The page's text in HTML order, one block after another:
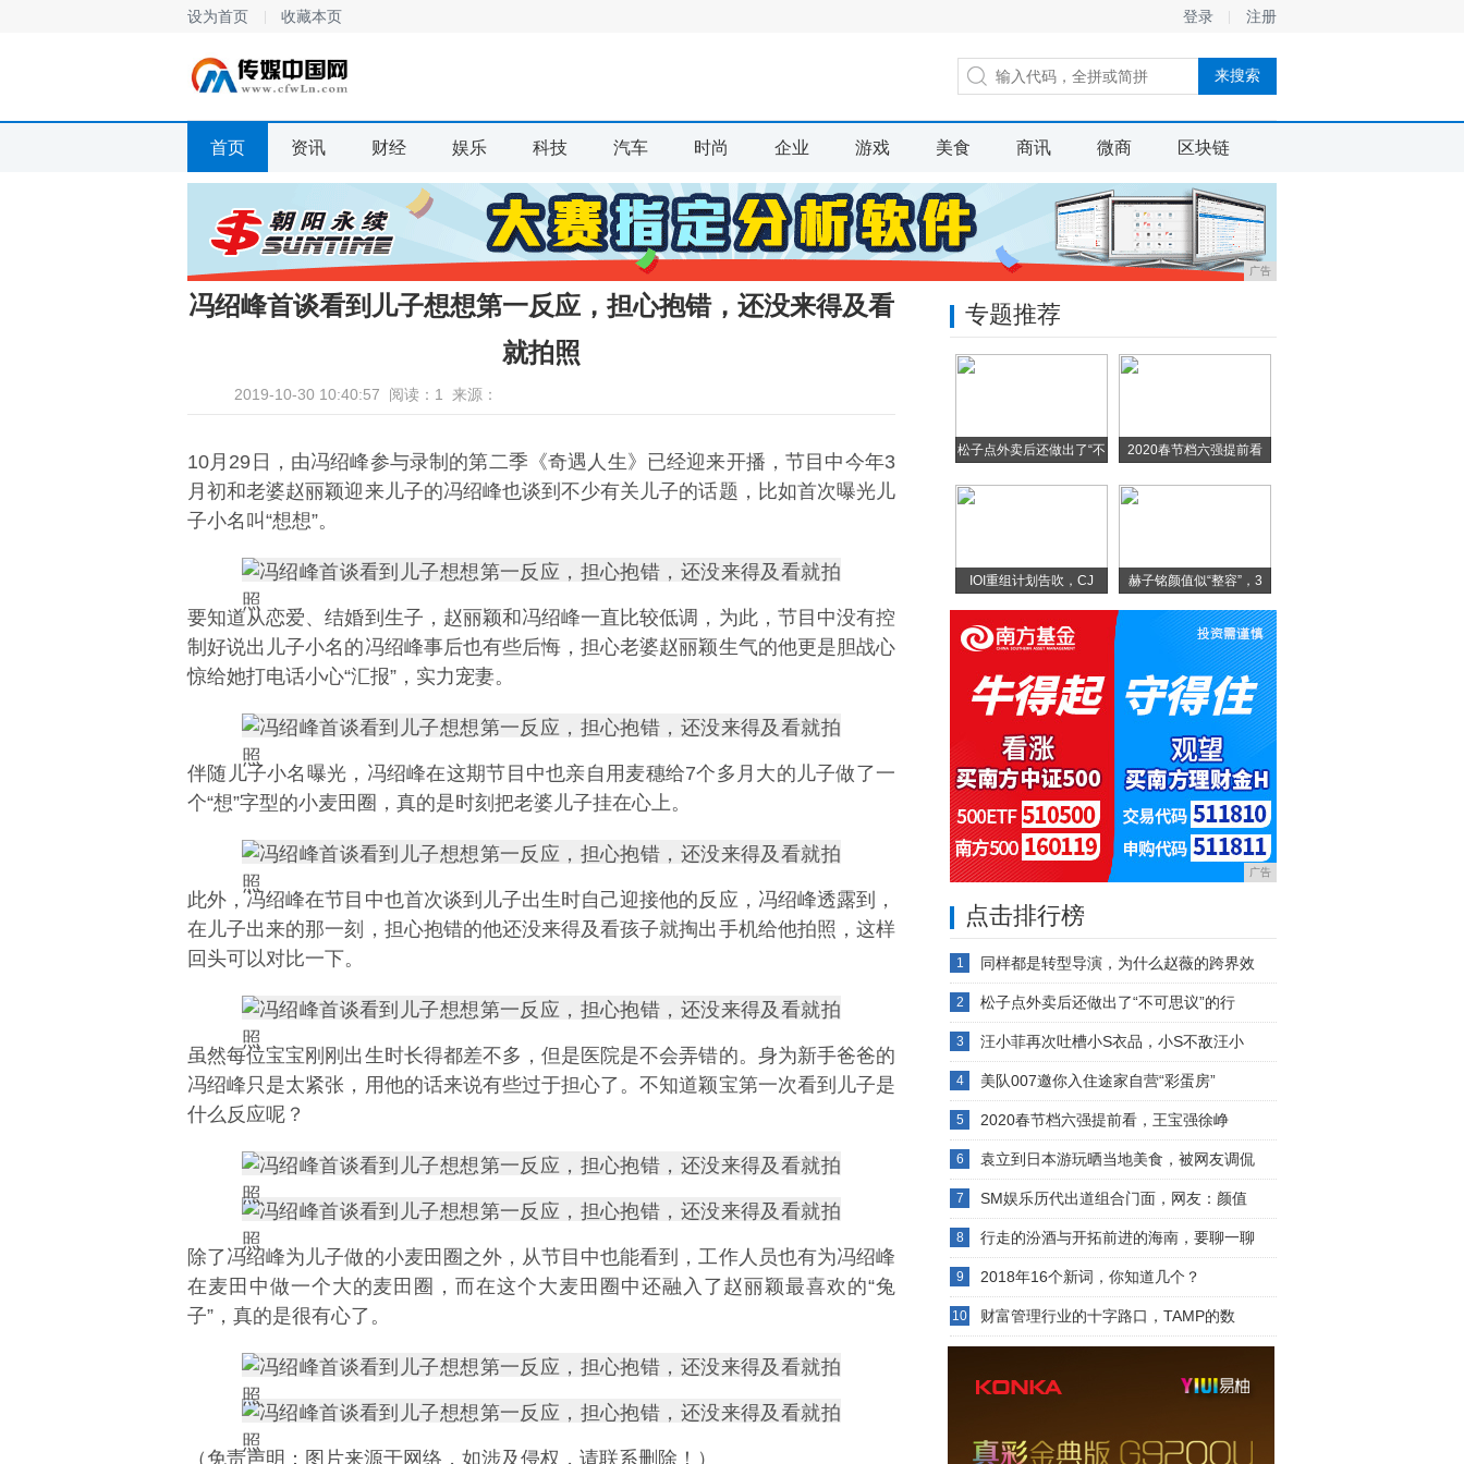
设为首页 收藏本页 登录 注册
首页 资讯 财经 娱乐 科技 汽车 时尚 企业 游戏 美食 商讯 微商 区块链
广告
冯绍峰首谈看到儿子想想第一反应，担心抱错，还没来得及看
就拍照
2019-10-30 10:40:57 阅读：1 来源：
10月29日，由冯绍峰参与录制的第二季《奇遇人生》已经迎来开播，节目中今年3
月初和老婆赵丽颖迎来儿子的冯绍峰也谈到不少有关儿子的话题，比如首次曝光儿
子小名叫“想想”。
要知道从恋爱、结婚到生子，赵丽颖和冯绍峰一直比较低调，为此，节目中没有控
制好说出儿子小名的冯绍峰事后也有些后悔，担心老婆赵丽颖生气的他更是胆战心
惊给她打电话小心“汇报”，实力宠妻。
伴随儿子小名曝光，冯绍峰在这期节目中也亲自用麦穗给7个多月大的儿子做了一
个“想”字型的小麦田圈，真的是时刻把老婆儿子挂在心上。
此外，冯绍峰在节目中也首次谈到儿子出生时自己迎接他的反应，冯绍峰透露到，
在儿子出来的那一刻，担心抱错的他还没来得及看孩子就掏出手机给他拍照，这样
回头可以对比一下。
虽然每位宝宝刚刚出生时长得都差不多，但是医院是不会弄错的。身为新手爸爸的
冯绍峰只是太紧张，用他的话来说有些过于担心了。不知道颖宝第一次看到儿子是
什么反应呢？
除了冯绍峰为儿子做的小麦田圈之外，从节目中也能看到，工作人员也有为冯绍峰
在麦田中做一个大的麦田圈，而在这个大麦田圈中还融入了赵丽颖最喜欢的“兔
子”，真的是很有心了。
（免责声明：图片来源于网络，如涉及侵权，请联系删除！）
专题推荐
松子点外卖后还做出了“不 2020春节档六强提前看
IOI重组计划告吹，CJ 赫子铭颜值似“整容”，3
广告
点击排行榜
1 同样都是转型导演，为什么赵薇的跨界效
2 松子点外卖后还做出了“不可思议”的行
3 汪小菲再次吐槽小S衣品，小S不敌汪小
4 美队007邀你入住途家自营“彩蛋房”
5 2020春节档六强提前看，王宝强徐峥
6 袁立到日本游玩晒当地美食，被网友调侃
7 SM娱乐历代出道组合门面，网友：颜值
8 行走的汾酒与开拓前进的海南，要聊一聊
9 2018年16个新词，你知道几个？
10 财富管理行业的十字路口，TAMP的数